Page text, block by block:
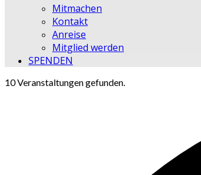
Mitmachen
Kontakt
Anreise
Mitglied werden
SPENDEN
10 Veranstaltungen gefunden.